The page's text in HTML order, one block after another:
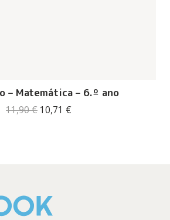
– Matemática – 6.º ano
11,90€ O
10,71 €